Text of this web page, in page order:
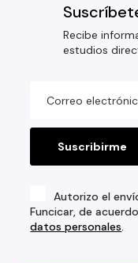
Recibe
estudios
Autorizo el
Funcicar, de
datos personales.